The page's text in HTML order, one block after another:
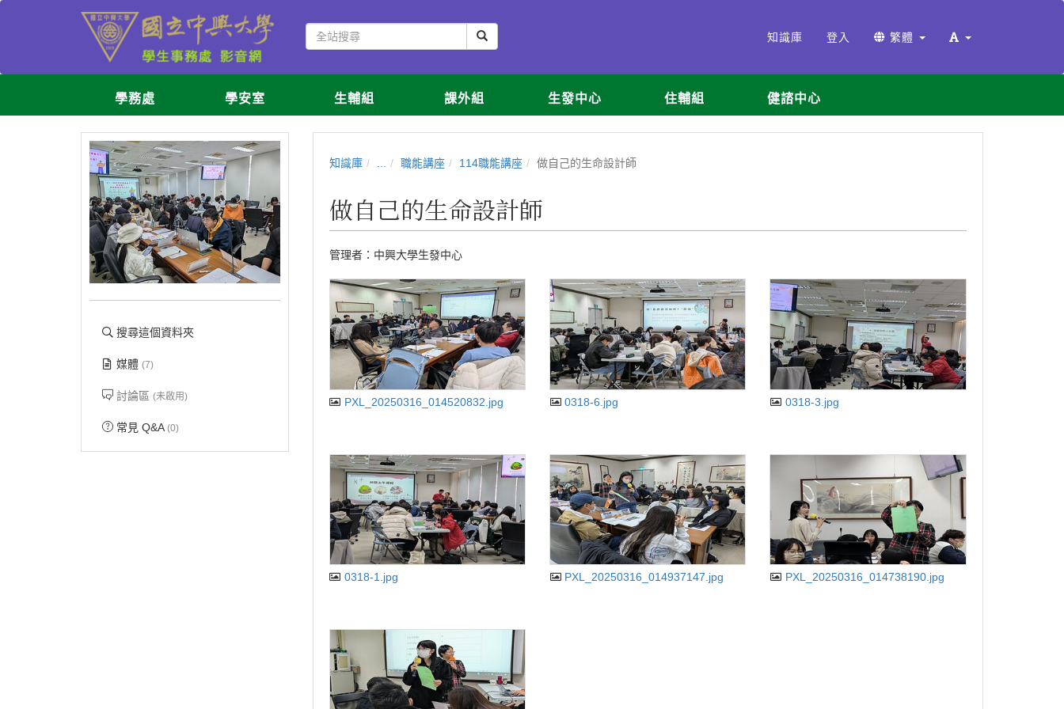
知識庫 登入 繁體
學務處 學安室 生輔組 課外組 生發中心 住輔組 健諮中心
搜尋這個資料夾
媒體(7)
討論區(未啟用)
常見 Q&A(0)
知識庫 職能講座 114職能講座 做自己的生命設計師
做自己的生命設計師
管理者： 中興大學生發中心
PXL_20250316_014520832.jpg 0318-6.jpg 0318-3.jpg
0318-1.jpg PXL_20250316_014937147.jpg PXL_20250316_014738190.jpg